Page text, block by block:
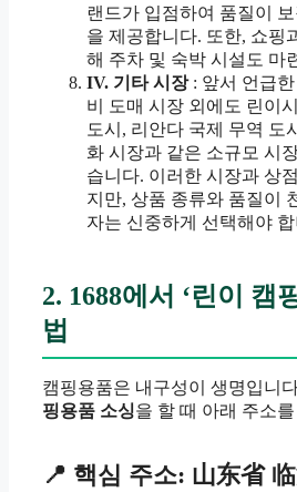
랜드가 입점하여 품질이
을 제공합니다. 또한, 쇼핑
해 주차 및 숙박 시설도 마
IV. 기타 시장: 앞서 언급
비 도매 시장 외에도 린이
도시, 리안다 국제 무역 도
화 시장과 같은 소규모 시
습니다. 이러한 시장과 상
지만, 상품 종류와 품질이
자는 신중하게 선택해야
2. 1688에서 ‘린이 캠
법
캠핑용품은 내구성이 생명입니
핑용품 소싱을 할 때 아래 주소
📍 핵심 주소: 山东省